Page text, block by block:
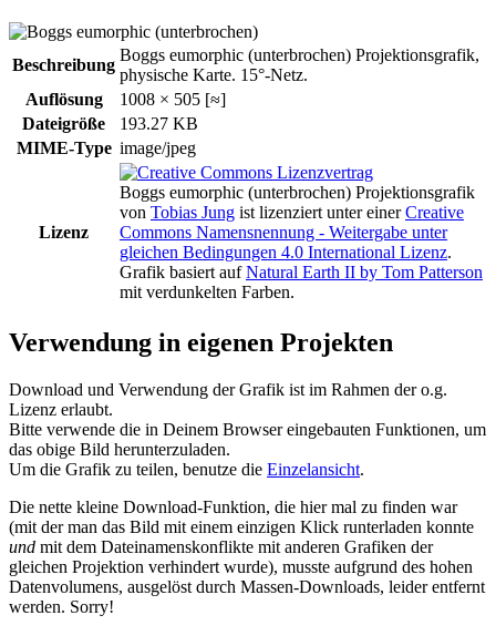
Beschreibung
Boggs eumorphic (unterbrochen) Projektionsgrafik,
physische Karte. 15°-Netz.
Auflösung
1008 × 505 [≈]
Dateigröße
193.27 KB
MIME-Type image/jpeg
Lizenz
Boggs eumorphic (unterbrochen) Projektionsgrafik
von Tobias Jung ist lizenziert unter einerCreative
Commons Namensnennung - Weitergabe unter
gleichen Bedingungen 4.0 International Lizenz.
Grafik basiert aufNatural Earth II by Tom Patterson
mit verdunkelten Farben.
Verwendung in eigenen Projekten
Download und Verwendung der Grafik ist im Rahmen der o.g.
Lizenz erlaubt.
Bitte verwende die in Deinem Browser eingebauten Funktionen, um
das obige Bild herunterzuladen.
Um die Grafik zu teilen, benutze die Einzelansicht.
Die nette kleine Download-Funktion, die hier mal zu finden war
(mit der man das Bild mit einem einzigen Klick runterladen konnte
und mit dem Dateinamenskonflikte mit anderen Grafiken der
gleichen Projektion verhindert wurde), musste aufgrund des hohen
Datenvolumens, ausgelöst durch Massen-Downloads, leider entfernt
werden. Sorry!